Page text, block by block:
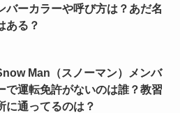
バーカラーや呼び方は？あだ名
ある？
Man（スノーマン）メンバ
で運転免許がないのは誰？教習
に通ってるのは？